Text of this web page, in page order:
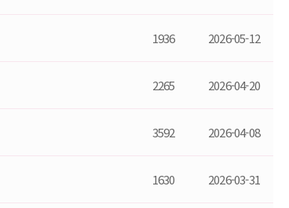
1936 2026-05-12
2265 2026-04-20
3592 2026-04-08
1630 2026-03-31